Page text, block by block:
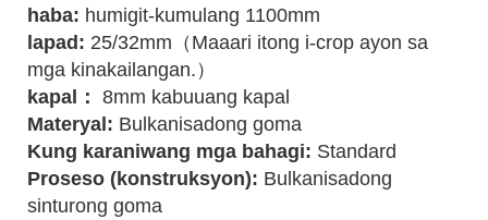
haba: humigit-kumulang 1100mm
lapad: 25/32mm（Maaari itong i-crop ayon sa
mga kinakailangan.）
kapal： 8mm kabuuang kapal
Materyal: Bulkanisadong goma
Kung karaniwang mga bahagi: Standard
Proseso (konstruksyon): Bulkanisadong
sinturong goma